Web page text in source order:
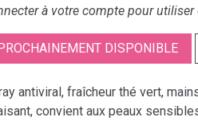
à votre compte pour utiliser
DISPONIBLE
antiviral, fraîcheur thé vert,
convient aux peaux